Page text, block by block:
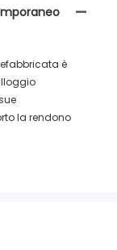
è
la rendono